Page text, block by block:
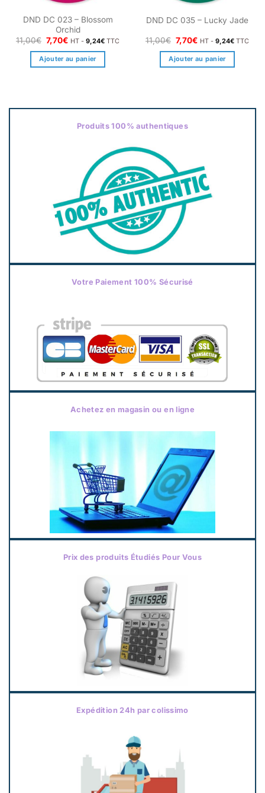
DND DC 023 – Blossom
Orchid
11,00€ Le
prix
initial
était :
11,00€.
7,70€Le
actuel
est :
7,70€.
HT -9,24€ TTC
Ajouter au panier
DND DC 035 – Lucky Jade
11,00€ Le
prix
initial
était :
11,00€.
7,70€Le
actuel
est :
7,70€.
HT -9,24€ TTC
Ajouter au panier
Produits 100% authentiques
Votre Paiement 100% Sécurisé
Achetez en magasin ou en ligne
Prix des produits Étudiés Pour Vous
Expédition 24h par colissimo